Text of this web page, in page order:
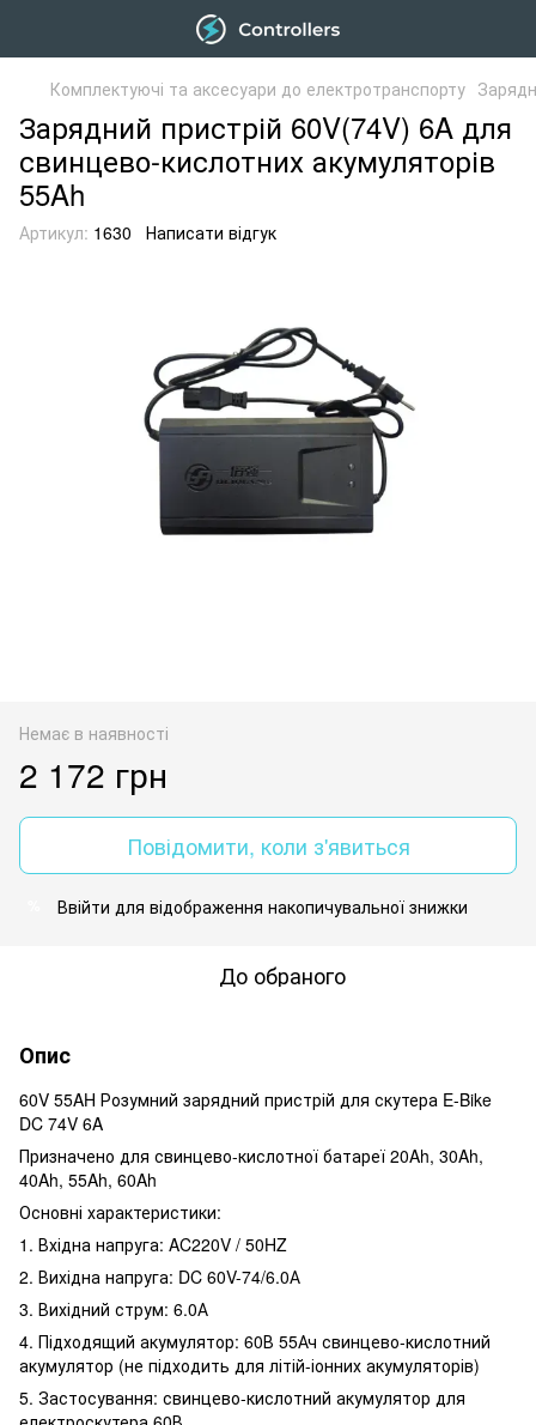
Комплектуючі та аксесуари до електротранспорту
Зарядний пристрій 60V(74V) 6A для
свинцево-кислотних акумуляторів
55Ah
Артикул: 1630 Написати відгук
Немає в наявності
2 172 грн
Повідомити, коли з'явиться
Ввійти для відображення накопичувальної знижки
До обраного
Опис
60V 55AH Розумний зарядний пристрій для скутера E-Bike
DC 74V 6A
Призначено для свинцево-кислотної батареї 20Ah, 30Ah,
40Ah, 55Ah, 60Ah
Основні характеристики:
1. Вхідна напруга: AC220V / 50HZ
2. Вихідна напруга: DC 60V-74/6.0А
3. Вихідний струм: 6.0А
4. Підходящий акумулятор: 60В 55Ач свинцево-кислотний
акумулятор (не підходить для літій-іонних акумуляторів)
5. Застосування: свинцево-кислотний акумулятор для